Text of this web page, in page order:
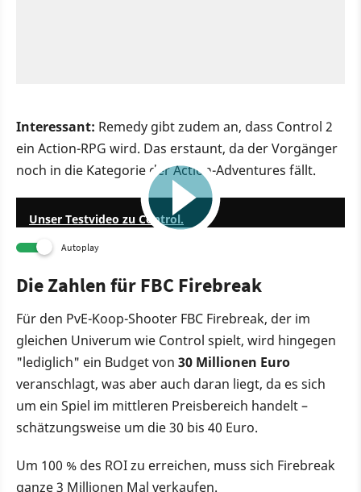
Interessant: Remedy gibt zudem an, dass Control 2
ein Action-RPG wird. Das erstaunt, da der Vorgänger
noch in die Kategorie der Action-Adventures fällt.
Unser Testvideo zu Control.
Autoplay
Die Zahlen für FBC Firebreak
Für den PvE-Koop-Shooter FBC Firebreak, der im
gleichen Univerum wie Control spielt, wird hingegen
"lediglich" ein Budget von 30 Millionen Euro
veranschlagt, was aber auch daran liegt, da es sich
um ein Spiel im mittleren Preisbereich handelt –
schätzungsweise um die 30 bis 40 Euro.
Um 100 % des ROI zu erreichen, muss sich Firebreak
ganze 3 Millionen Mal verkaufen.